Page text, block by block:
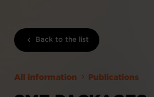
Back to the list
All information Publications